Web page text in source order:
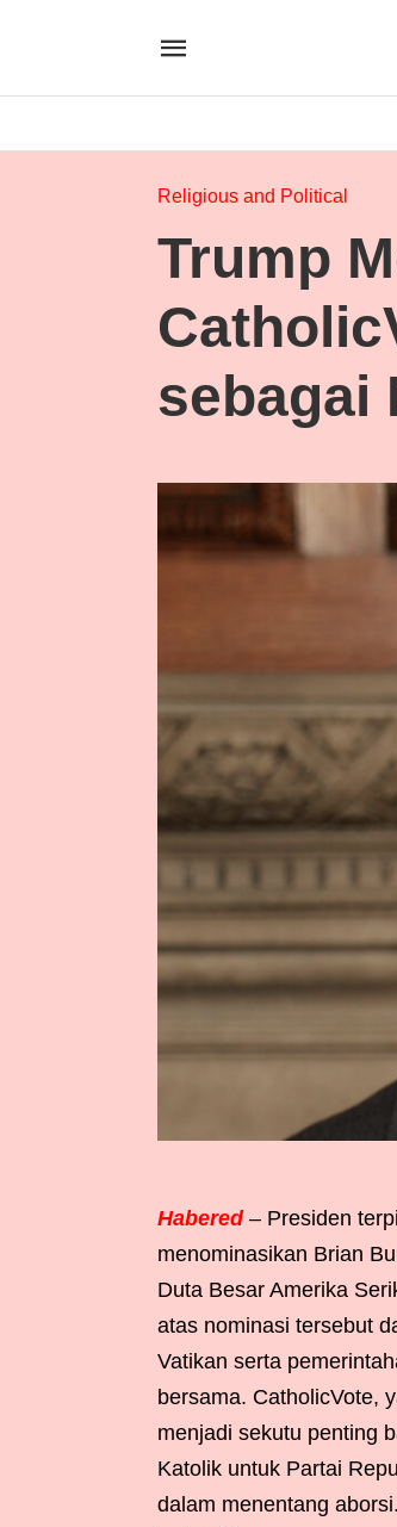
Religious and Political
Trump
sebagai
Habered– Presiden
menominasikan Brian
Duta Besar Amerika
atas nominasi tersebut
Vatikan serta
bersama. CatholicVote,
menjadi sekutu penting
Katolik untuk Partai
dalam menentang